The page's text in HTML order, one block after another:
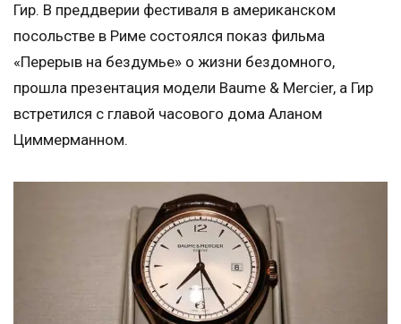
Гир. В преддверии фестиваля в американском
посольстве в Риме состоялся показ фильма
«Перерыв на бездумье» о жизни бездомного,
прошла презентация модели Baume & Mercier, а Гир
встретился с главой часового дома Аланом
Циммерманном.